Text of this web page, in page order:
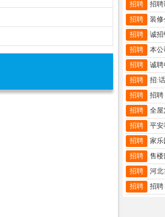
招聘
招聘
招聘
招聘
招聘
招聘
招聘
招聘
招聘
招聘
招聘
招聘
招聘